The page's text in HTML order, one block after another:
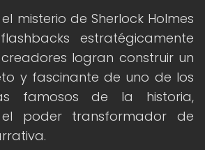
misterio de Sherlock Holmes
estratégicamente
logran construir un
y fascinante de uno de los
famosos de la historia,
poder transformador de